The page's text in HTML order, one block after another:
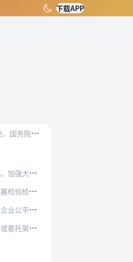
下载APP
加
快内外贸一体化发展是构建新发展格局、推动高质量发展的内在要求，对促进经济发展、扩大内需、稳定企业具有重要作用。为贯彻落实党中央、国务院决策部署，加快内外贸一体…
、智能网…
共建“一…
应保障应…
方采信“…